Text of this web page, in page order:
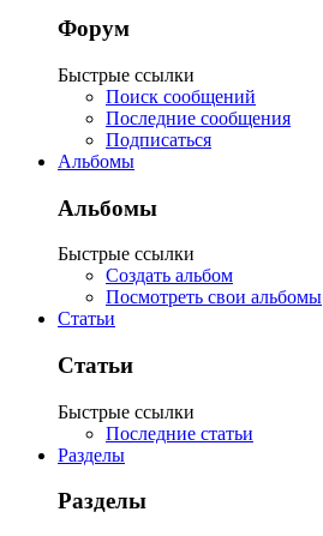
Форум
Быстрые ссылки
Поиск сообщений
Последние сообщения
Подписаться
Альбомы
Альбомы
Быстрые ссылки
Создать альбом
Посмотреть свои альбомы
Статьи
Статьи
Быстрые ссылки
Последние статьи
Разделы
Разделы